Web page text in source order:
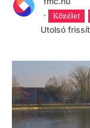
·
Közélet
Utolsó